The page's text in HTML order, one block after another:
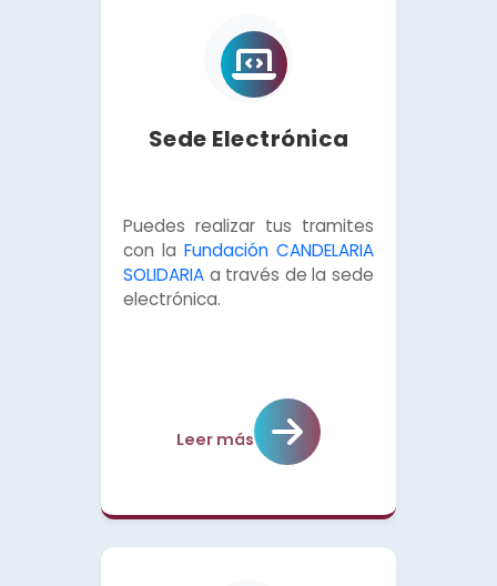
Sede Electrónica
Puedes realizar tus tramites
con la Fundación CANDELARIA
SOLIDARIA a través de la sede
electrónica.
Leer más